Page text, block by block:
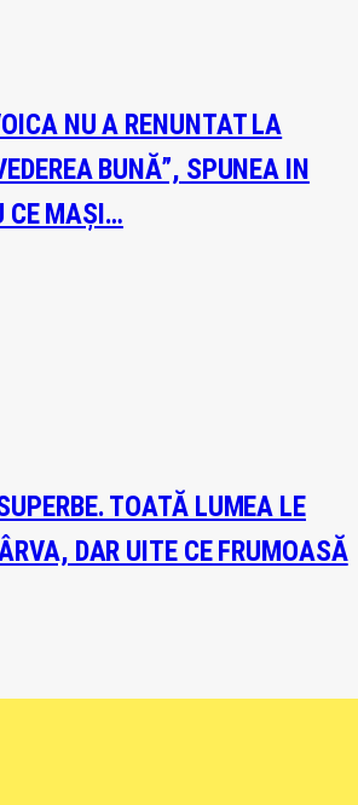
NU A RENUNTAT LA
BUNĂ”, SPUNEA IN
CE MAȘI…
TOATĂ LUMEA LE
DAR UITE CE FRUMOASĂ